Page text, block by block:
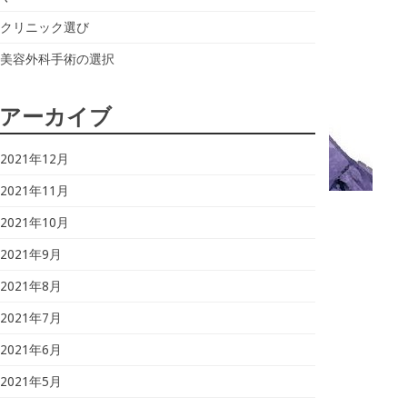
クリニック選び
美容外科手術の選択
アーカイブ
2021年12月
2021年11月
2021年10月
2021年9月
2021年8月
2021年7月
2021年6月
2021年5月